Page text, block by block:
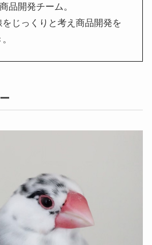
品開発チーム。
じっくりと考え商品開発を